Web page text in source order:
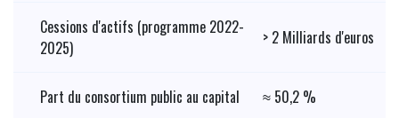
Cessions d'actifs (programme 2022-
2025)
> 2 Milliards d'euros
Part du consortium public au capital ≈ 50,2 %